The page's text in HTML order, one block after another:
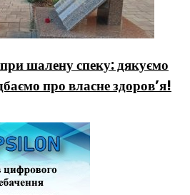
шалену спеку: дякуємо
про власне здоров’я!